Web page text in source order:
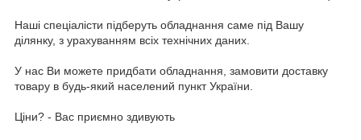
Наші спеціалісти підберуть обладнання саме під Вашу
ділянку, з урахуванням всіх технічних даних.
У наc Ви можете придбати обладнання, замовити доставку
товару в будь-який населений пункт України.
Ціни? - Вас приємно здивують